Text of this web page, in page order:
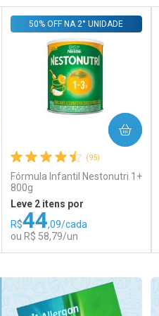
(95)
Fórmula Infantil Nestonutri 1+
800g
50% OFF NA 2° UNIDADE
Leve 2 itens por
R$44,09/cada
ou R$ 58,79/un
COMPRAR
Laboratório
Por Menos